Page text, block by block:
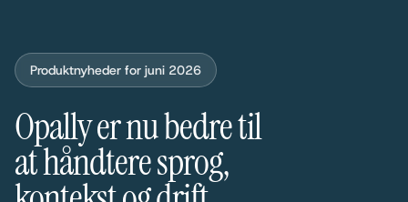
Produktnyheder for juni 2026
Opally er nu bedre til
at håndtere sprog,